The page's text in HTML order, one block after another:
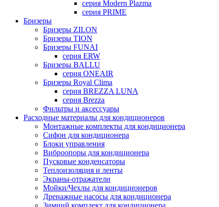
серия Modern Plazma
серия PRIME
Бризеры
Бризеры ZILON
Бризеры TION
Бризеры FUNAI
серия ERW
Бризеры BALLU
серия ONEAIR
Бризеры Royal Clima
серия BREZZA LUNA
серия Brezza
Фильтры и аксессуары
Расходные материалы для кондиционеров
Монтажные комплекты для кондиционера
Сифон для кондиционера
Блоки управления
Виброопоры для кондиционера
Пусковые конденсаторы
Теплоизоляция и ленты
Экраны-отражатели
Мойки/Чехлы для кондиционеров
Дренажные насосы для кондиционера
Зимний комплект для кондиционера